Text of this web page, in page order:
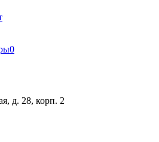
0
д. 28, корп. 2